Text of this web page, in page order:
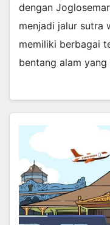
dengan
menjadi jalur sutra
memiliki berbagai
bentang alam